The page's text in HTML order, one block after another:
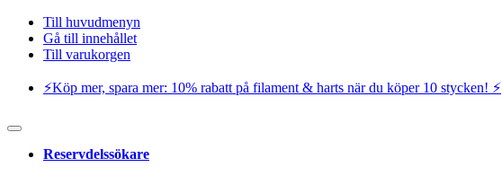
Till huvudmenyn
Gå till innehållet
Till varukorgen
⚡️Köp mer, spara mer: 10% rabatt på filament & harts när du köper 10 stycken! ⚡️
Reservdelssökare